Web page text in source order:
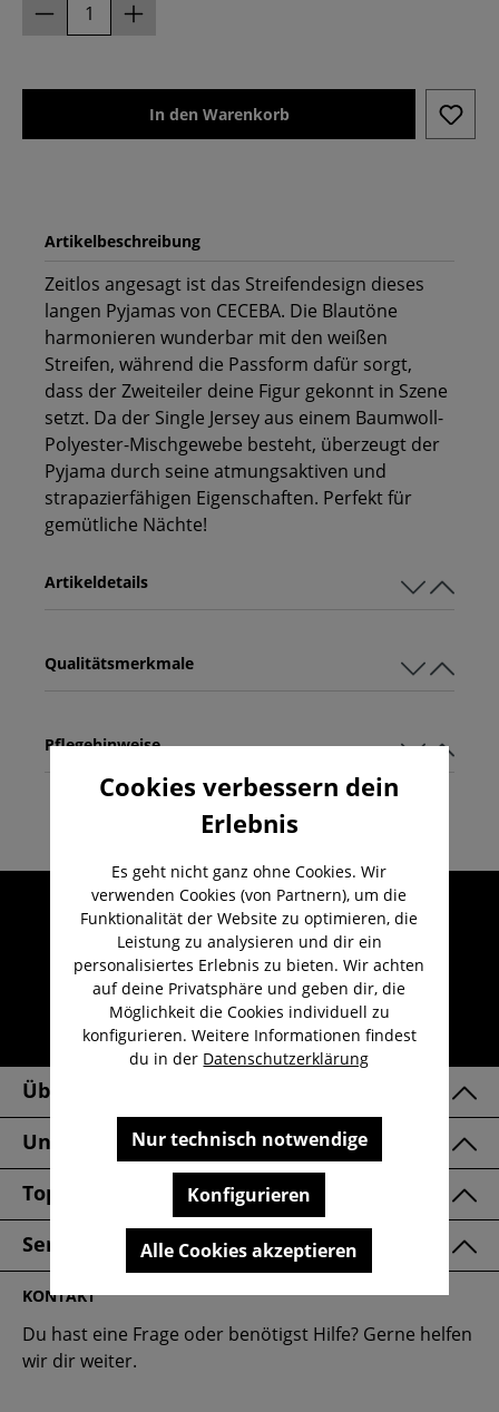
In den Warenkorb
Artikelbeschreibung
Zeitlos angesagt ist das Streifendesign dieses
langen Pyjamas von CECEBA. Die Blautöne
harmonieren wunderbar mit den weißen
Streifen, während die Passform dafür sorgt,
dass der Zweiteiler deine Figur gekonnt in Szene
setzt. Da der Single Jersey aus einem Baumwoll-
Polyester-Mischgewebe besteht, überzeugt der
Pyjama durch seine atmungsaktiven und
strapazierfähigen Eigenschaften. Perfekt für
gemütliche Nächte!
Qualitätsmerkmale
Artikeldetails
Pflegehinweise
Umfangreicher Kundenservice
Kauf auf Rechnung
Kostenloser Versand ab 29,-€
Lieferzeit 1-3 Werktage
30 Tage kostenlose Retoure
Über Uns
Unsere Marken
Top Kategorien
Service & FAQ
KONTAKT
Du hast eine Frage oder benötigst Hilfe? Gerne helfen
wir dir weiter.
Cookies verbessern dein
Erlebnis
Es geht nicht ganz ohne Cookies. Wir
verwenden Cookies (von Partnern), um die
Funktionalität der Website zu optimieren, die
Leistung zu analysieren und dir ein
personalisiertes Erlebnis zu bieten. Wir achten
auf deine Privatsphäre und geben dir, die
Möglichkeit die Cookies individuell zu
konfigurieren. Weitere Informationen findest
du in der Datenschutzerklärung
Nur technisch notwendige
Konfigurieren
Alle Cookies akzeptieren